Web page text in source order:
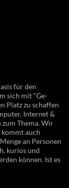
für den
sich mit "Ge-
Platz zu schaffen
Internet &
zum Thema. Wir
auch
an Personen
kurios und
können. Ist es